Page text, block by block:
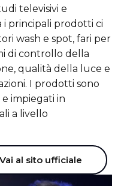
televisivi e
i principali prodotti ci
wash e spot, fari per
di controllo della
qualità della luce e
I prodotti sono
impiegati in
a livello
Vai al sito ufficiale